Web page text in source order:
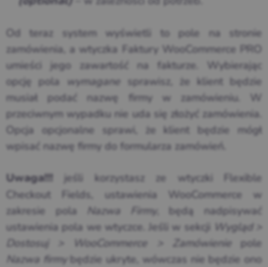
Od teraz system wyświetli to pole na stronie
zamówienia, a wtyczka Faktury WooCommerce PRO
umieści jego zawartość na fakturze. Wybierając
opcję pola
wymagane sprawisz, że klient będzie
musiał podać nazwę firmy w zamówieniu. W
przeciwnym wypadku nie uda się złożyć zamówienia.
Opcja opcjonalne sprawi, że klient będzie mógł
wpisać nazwę firmy do formularza zamówień.
Uwaga!!!
jeśli korzystasz ze wtyczki Flexible
Checkout Fields, ustawienia WooCommerce w
zakresie pola
Nazwa Firmy , będą nadpisywać
ustawienia pola we wtyczce. Jeśli w sekcji Wygląd >
Dostosuj > WooCommerce > Zamówienie pole
Nazwa firmy będzie ukryte, wówczas nie będzie ono